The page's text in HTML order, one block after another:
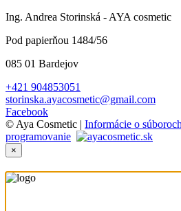
Ing. Andrea Storinská - AYA cosmetic
Pod papierňou 1484/56
085 01 Bardejov
+421 904853051
storinska.ayacosmetic@gmail.com
Facebook
© Aya Cosmetic | Informácie o
programovanie
×